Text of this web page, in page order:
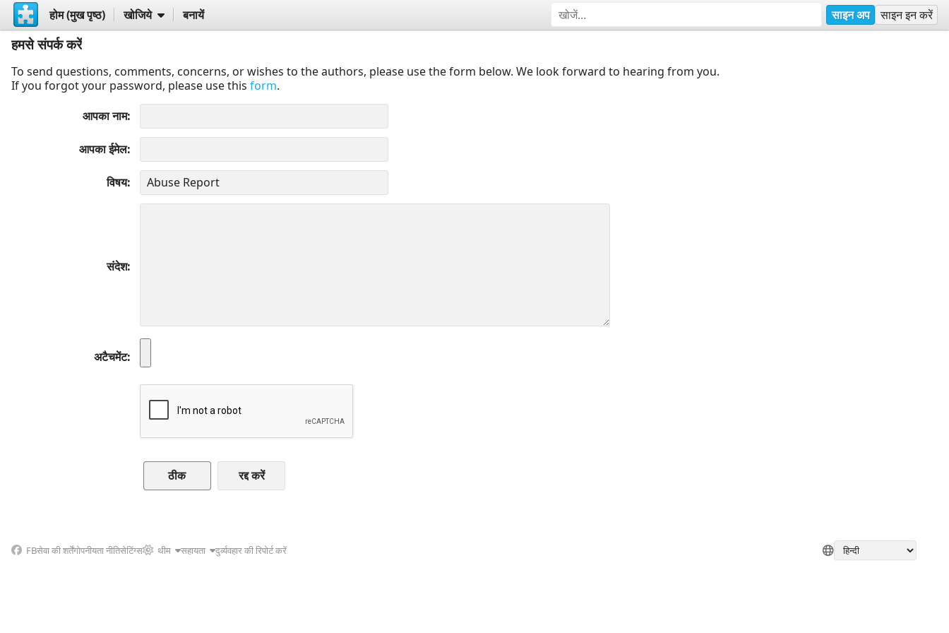
होम (मुख पृष्ठ) खोजिये बनायें साइन अप साइन इन करें
हमसे संपर्क करें
To send questions, comments, concerns, or wishes to the authors, please use the form below. We look forward to hearing from you.
If you forgot your password, please use this form.
आपका नाम
आपका ईमेल
विषय
संदेश
अटैचमेंट
रद्द करें
FBसेवा की शर्तेंगोपनीयता नीतिसेटिंग्स थीम सहायता दुर्व्यवहार की रिपोर्ट करें